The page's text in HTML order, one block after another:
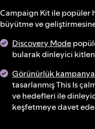
Campaign Kit ile popüler
büyütme ve
Discovery Mode
bularak dinleyici
Görünürlük
tasarlanmış This Is
ve hedefleri ile
keşfetmeye davet